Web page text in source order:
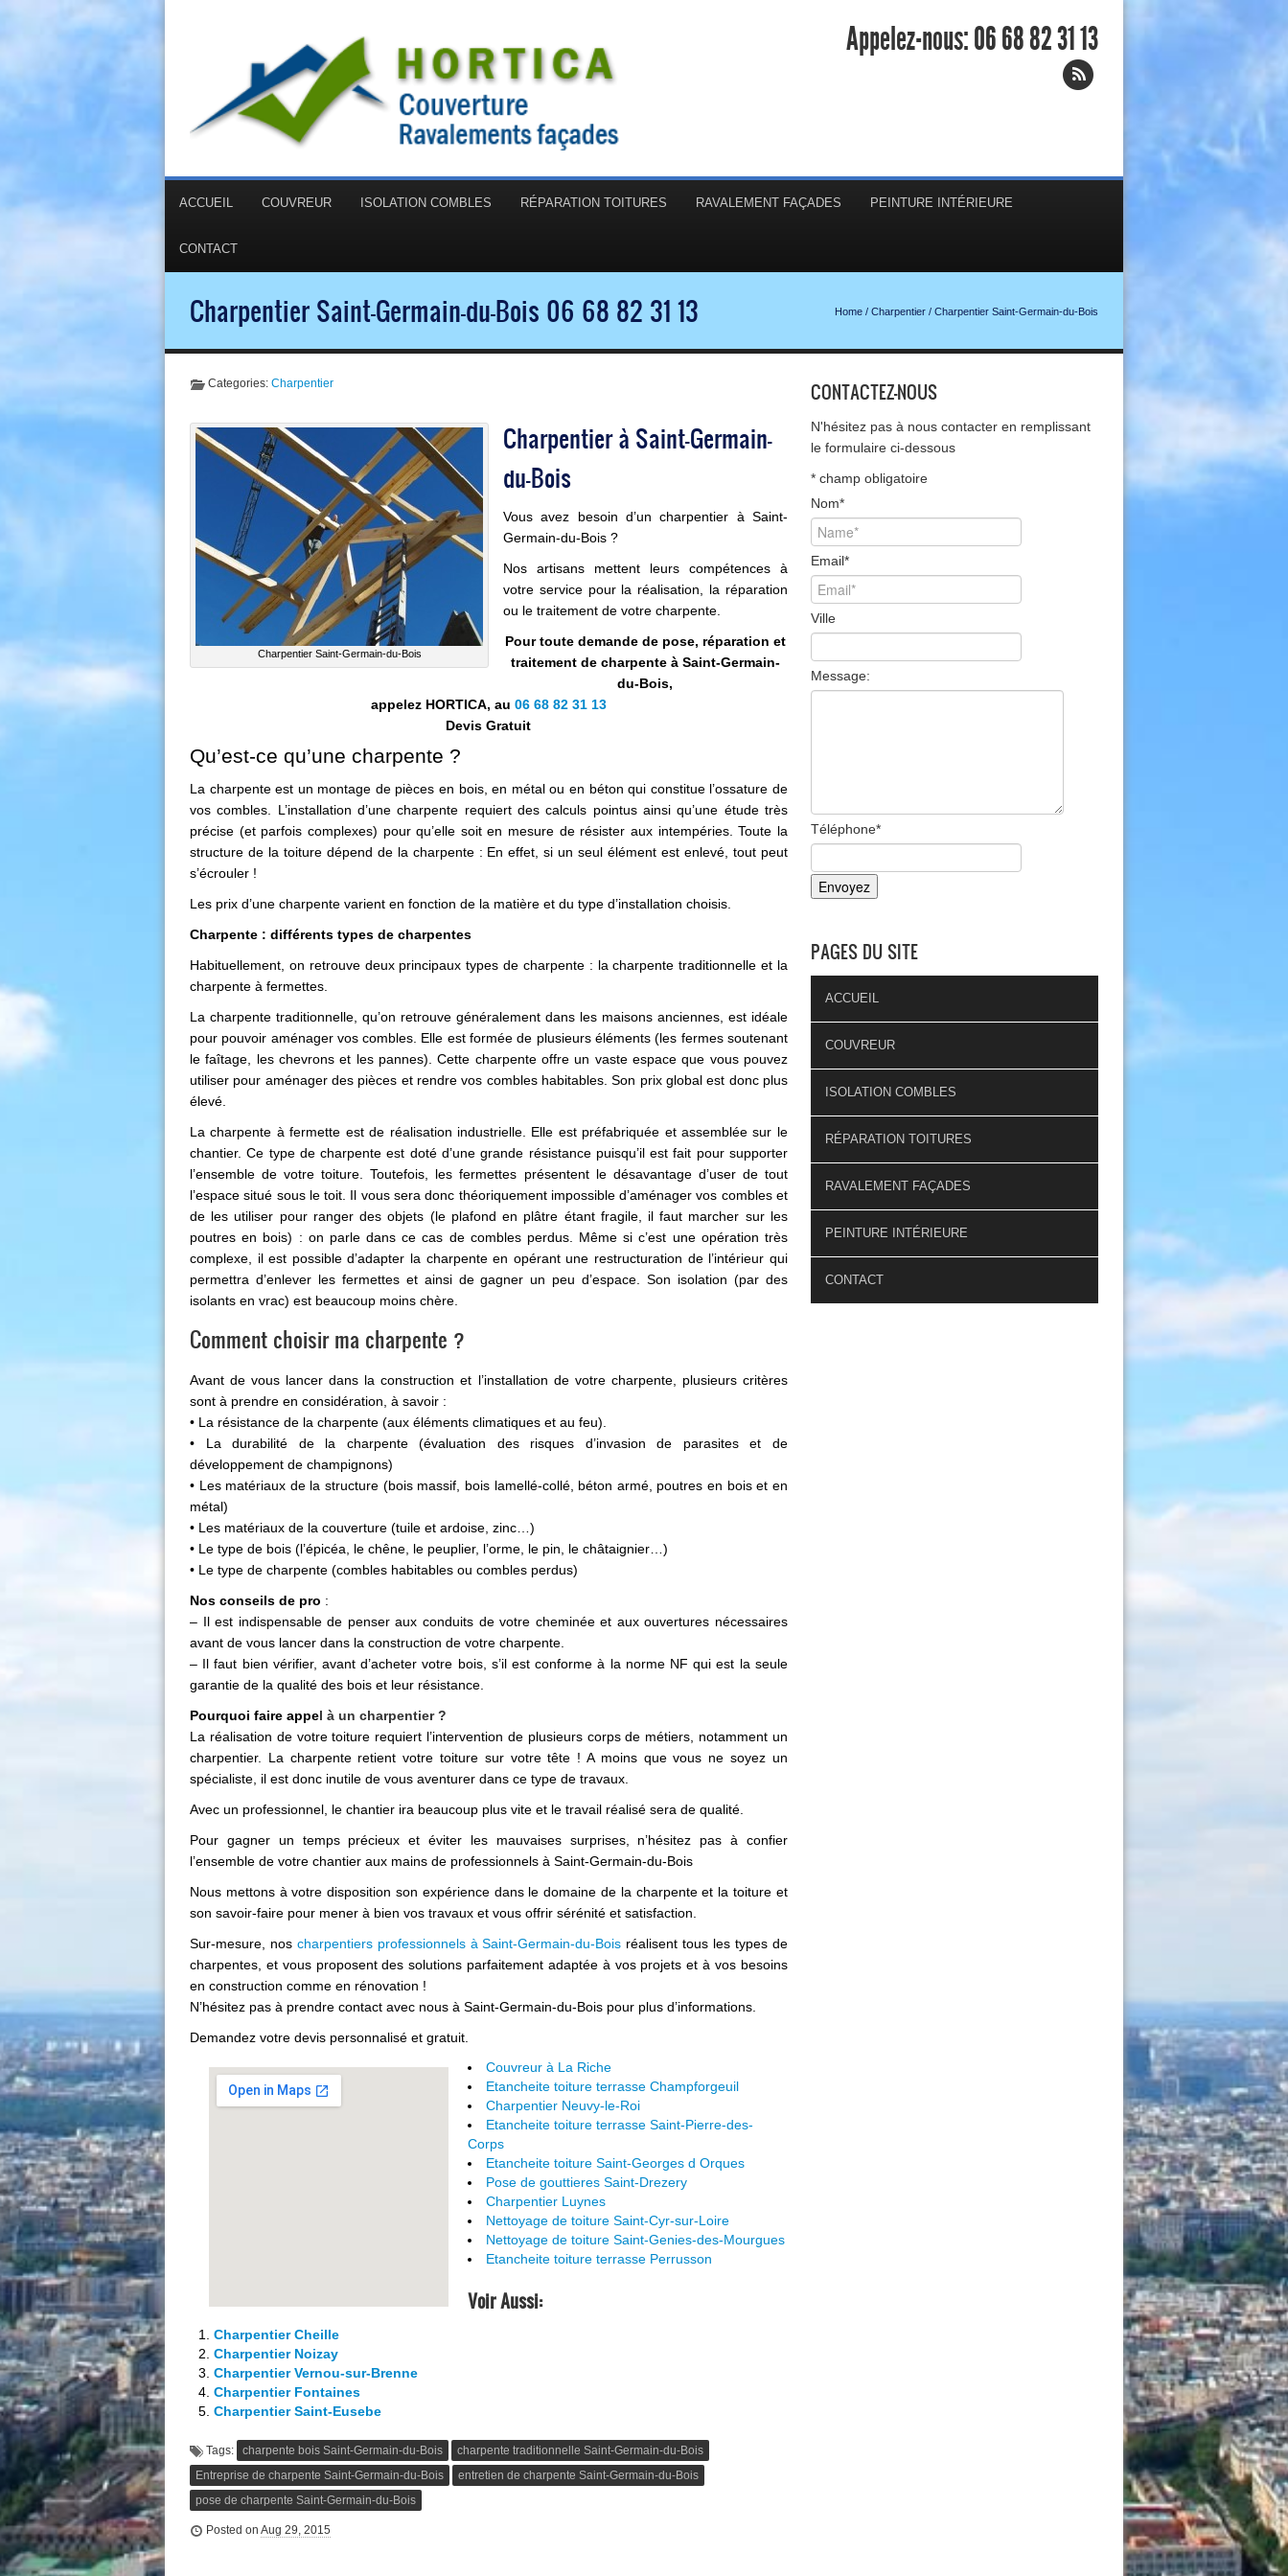
Appelez-nous:06 68 82 31 13
ACCUEIL COUVREUR ISOLATION COMBLES RÉPARATION TOITURES RAVALEMENT FAÇADES PEINTURE INTÉRIEURE
CONTACT
Charpentier Saint-Germain-du-Bois 06 68 82 31 13 Home / Charpentier / Charpentier Saint-Germain-du-Bois
Categories: Charpentier
Charpentier Saint-Germain-du-Bois
Charpentier à Saint-Germain-
du-Bois
Vous avez besoin d’un charpentier à Saint-
Germain-du-Bois ?
Nos artisans mettent leurs compétences à
votre service pour la réalisation, la réparation
ou le traitement de votre charpente.
Pour toute demande de pose, réparation et
traitement de charpente à Saint-Germain-
du-Bois,
appelez HORTICA, au 06 68 82 31 13
Devis Gratuit
Qu’est-ce qu’une charpente ?
La charpente est un montage de pièces en bois, en métal ou en béton qui constitue l’ossature de
vos combles. L’installation d’une charpente requiert des calculs pointus ainsi qu’une étude très
précise (et parfois complexes) pour qu’elle soit en mesure de résister aux intempéries. Toute la
structure de la toiture dépend de la charpente : En effet, si un seul élément est enlevé, tout peut
s’écrouler !
Les prix d’une charpente varient en fonction de la matière et du type d’installation choisis.
Charpente : différents types de charpentes
Habituellement, on retrouve deux principaux types de charpente : la charpente traditionnelle et la
charpente à fermettes.
La charpente traditionnelle, qu’on retrouve généralement dans les maisons anciennes, est idéale
pour pouvoir aménager vos combles. Elle est formée de plusieurs éléments (les fermes soutenant
le faîtage, les chevrons et les pannes). Cette charpente offre un vaste espace que vous pouvez
utiliser pour aménager des pièces et rendre vos combles habitables. Son prix global est donc plus
élevé.
La charpente à fermette est de réalisation industrielle. Elle est préfabriquée et assemblée sur le
chantier. Ce type de charpente est doté d’une grande résistance puisqu’il est fait pour supporter
l’ensemble de votre toiture. Toutefois, les fermettes présentent le désavantage d’user de tout
l’espace situé sous le toit. Il vous sera donc théoriquement impossible d’aménager vos combles et
de les utiliser pour ranger des objets (le plafond en plâtre étant fragile, il faut marcher sur les
poutres en bois) : on parle dans ce cas de combles perdus. Même si c’est une opération très
complexe, il est possible d’adapter la charpente en opérant une restructuration de l’intérieur qui
permettra d’enlever les fermettes et ainsi de gagner un peu d’espace. Son isolation (par des
isolants en vrac) est beaucoup moins chère.
Comment choisir ma charpente ?
Avant de vous lancer dans la construction et l’installation de votre charpente, plusieurs critères
sont à prendre en considération, à savoir :
• La résistance de la charpente (aux éléments climatiques et au feu).
• La durabilité de la charpente (évaluation des risques d’invasion de parasites et de
développement de champignons)
• Les matériaux de la structure (bois massif, bois lamellé-collé, béton armé, poutres en bois et en
métal)
• Les matériaux de la couverture (tuile et ardoise, zinc…)
• Le type de bois (l’épicéa, le chêne, le peuplier, l’orme, le pin, le châtaignier…)
• Le type de charpente (combles habitables ou combles perdus)
Nos conseils de pro :
– Il est indispensable de penser aux conduits de votre cheminée et aux ouvertures nécessaires
avant de vous lancer dans la construction de votre charpente.
– Il faut bien vérifier, avant d’acheter votre bois, s’il est conforme à la norme NF qui est la seule
garantie de la qualité des bois et leur résistance.
Pourquoi faire appel à un charpentier?
La réalisation de votre toiture requiert l’intervention de plusieurs corps de métiers, notamment un
charpentier. La charpente retient votre toiture sur votre tête ! A moins que vous ne soyez un
spécialiste, il est donc inutile de vous aventurer dans ce type de travaux.
Avec un professionnel, le chantier ira beaucoup plus vite et le travail réalisé sera de qualité.
Pour gagner un temps précieux et éviter les mauvaises surprises, n’hésitez pas à confier
l’ensemble de votre chantier aux mains de professionnels à Saint-Germain-du-Bois
Nous mettons à votre disposition son expérience dans le domaine de la charpente et la toiture et
son savoir-faire pour mener à bien vos travaux et vous offrir sérénité et satisfaction.
Sur-mesure, nos charpentiers professionnels à Saint-Germain-du-Bois réalisent tous les types de
charpentes, et vous proposent des solutions parfaitement adaptée à vos projets et à vos besoins
en construction comme en rénovation !
N’hésitez pas à prendre contact avec nous à Saint-Germain-du-Bois pour plus d’informations.
Demandez votre devis personnalisé et gratuit.
Couvreur à La Riche
Etancheite toiture terrasse Champforgeuil
Charpentier Neuvy-le-Roi
Etancheite toiture terrasse Saint-Pierre-des-
Corps
Etancheite toiture Saint-Georges d Orques
Pose de gouttieres Saint-Drezery
Charpentier Luynes
Nettoyage de toiture Saint-Cyr-sur-Loire
Nettoyage de toiture Saint-Genies-des-Mourgues
Etancheite toiture terrasse Perrusson
Voir Aussi:
Charpentier Cheille
Charpentier Noizay
Charpentier Vernou-sur-Brenne
Charpentier Fontaines
Charpentier Saint-Eusebe
Tags: charpente bois Saint-Germain-du-Bois
charpente traditionnelle Saint-Germain-du-Bois
Entreprise de charpente Saint-Germain-du-Bois
entretien de charpente Saint-Germain-du-Bois
pose de charpente Saint-Germain-du-Bois
Posted on Aug 29, 2015
CONTACTEZ-NOUS
N'hésitez pas à nous contacter en remplissant
le formulaire ci-dessous
* champ obligatoire
Nom*
Email*
Ville
Message:
Téléphone*
PAGES DU SITE
ACCUEIL
COUVREUR
ISOLATION COMBLES
RÉPARATION TOITURES
RAVALEMENT FAÇADES
PEINTURE INTÉRIEURE
CONTACT